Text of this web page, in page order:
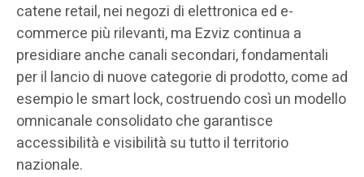
catene retail, nei negozi di elettronica ed e-
commerce più rilevanti, ma Ezviz continua a
presidiare anche canali secondari, fondamentali
per il lancio di nuove categorie di prodotto, come ad
esempio le smart lock, costruendo così un modello
omnicanale consolidato che garantisce
accessibilità e visibilità su tutto il territorio
nazionale.